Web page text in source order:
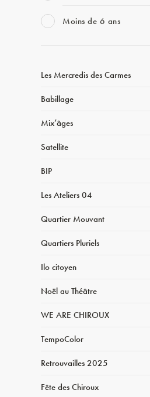
Moins de 6 ans
Les Mercredis des Carmes
Babillage
Mix’âges
Satellite
BIP
Les Ateliers 04
Quartier Mouvant
Quartiers Pluriels
Ilo citoyen
Noël au Théâtre
WE ARE CHIROUX
TempoColor
Retrouvailles 2025
Fête des Chiroux